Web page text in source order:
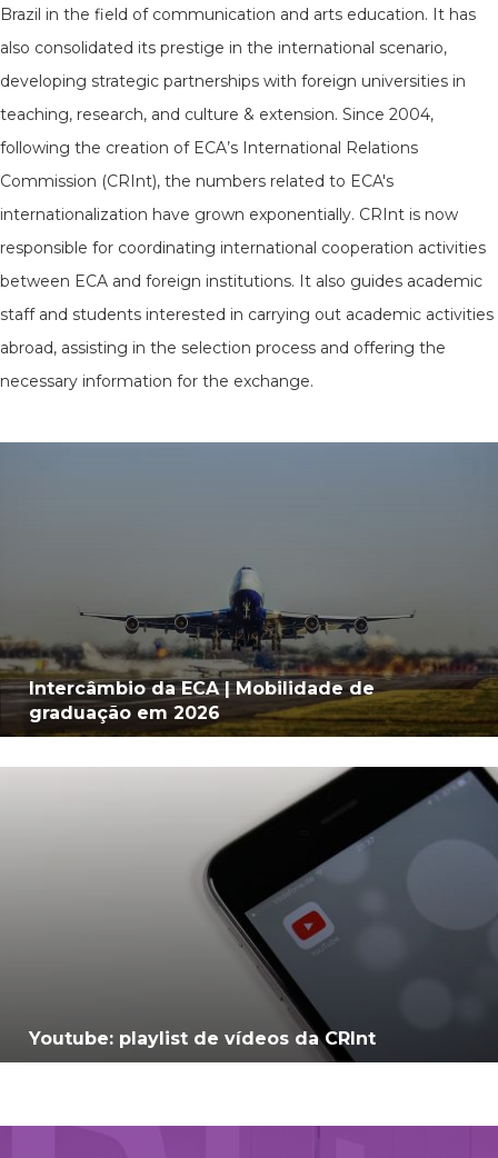
Brazil in the field of communication and arts education. It has
also consolidated its prestige in the international scenario,
developing strategic partnerships with foreign universities in
teaching, research, and culture & extension. Since 2004,
following the creation of ECA’s International Relations
Commission (CRInt), the numbers related to ECA's
internationalization have grown exponentially. CRInt is now
responsible for coordinating international cooperation activities
between ECA and foreign institutions. It also guides academic
staff and students interested in carrying out academic activities
abroad, assisting in the selection process and offering the
necessary information for the exchange.
Intercâmbio da ECA | Mobilidade de
graduação em 2026
Youtube: playlist de vídeos da CRInt